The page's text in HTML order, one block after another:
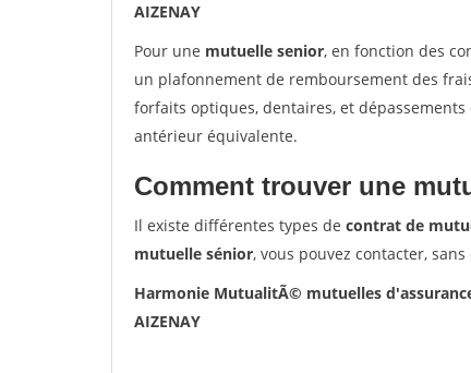
AIZENAY
Pour une mutuelle senior, en fonction des
un plafonnement de remboursement des
forfaits optiques, dentaires, et
antérieur équivalente.
Comment trouver une
Il existe différentes types de contrat de
mutuelle sénior, vous pouvez contacter,
Harmonie MutualitÃ© mutuelles
AIZENAY